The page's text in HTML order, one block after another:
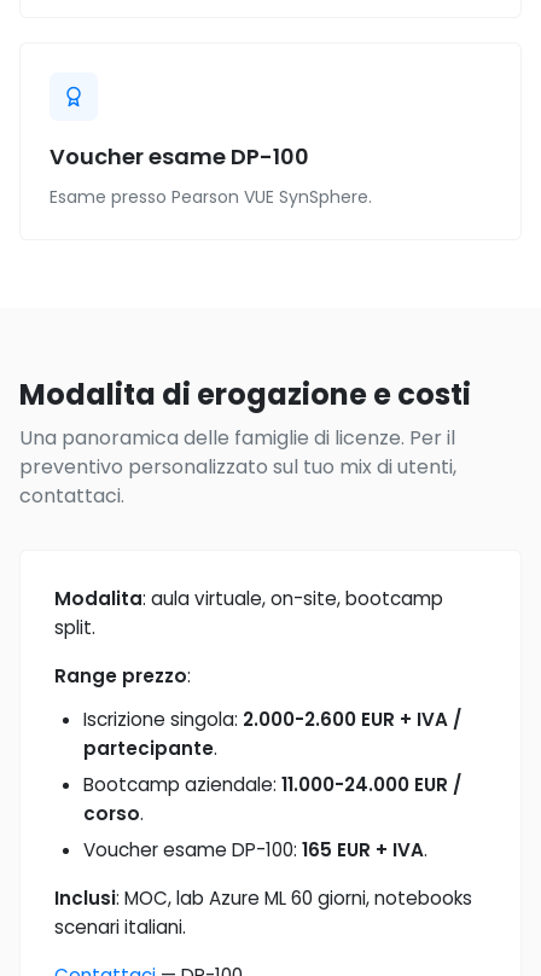
Voucher esame DP-100
Esame presso Pearson VUE SynSphere.
Modalita di erogazione e costi
Una panoramica delle famiglie di licenze. Per il
preventivo personalizzato sul tuo mix di utenti,
contattaci.
Modalita: aula virtuale, on-site, bootcamp
split.
Range prezzo:
Iscrizione singola: 2.000-2.600 EUR + IVA /
partecipante.
Bootcamp aziendale: 11.000-24.000 EUR /
corso.
Voucher esame DP-100: 165 EUR + IVA.
Inclusi: MOC, lab Azure ML 60 giorni, notebooks
scenari italiani.